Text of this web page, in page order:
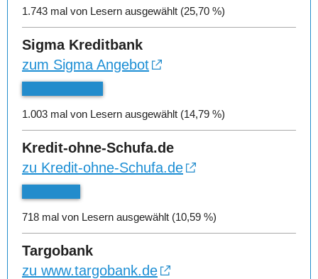
1.743 mal von Lesern ausgewählt (25,70 %)
Sigma Kreditbank
zum Sigma Angebot
1.003 mal von Lesern ausgewählt (14,79 %)
Kredit-ohne-Schufa.de
zu Kredit-ohne-Schufa.de
718 mal von Lesern ausgewählt (10,59 %)
Targobank
zu www.targobank.de